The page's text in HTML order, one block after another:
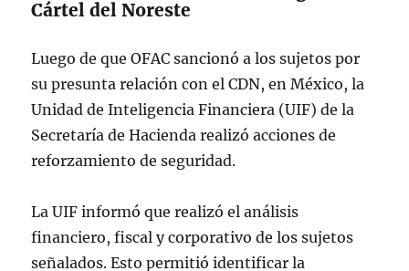
(@USTreasury)April 14, 2026
Cártel del Noreste
Luego de que OFAC sancionó a los sujetos por
su presunta relación con el CDN, en México, la
Unidad de Inteligencia Financiera (UIF) de la
Secretaría de Hacienda realizó acciones de
reforzamiento de seguridad.
La UIF informó que realizó el análisis
financiero, fiscal y corporativo de los sujetos
señalados. Esto permitió identificar la